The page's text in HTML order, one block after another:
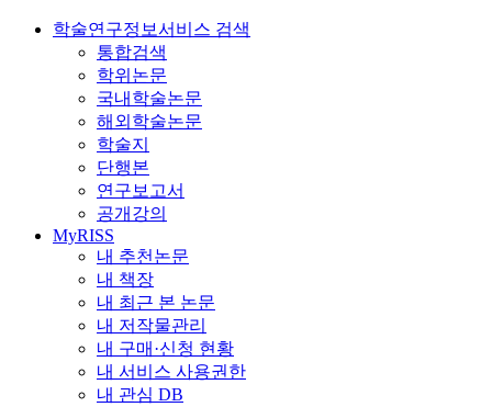
학술연구정보서비스 검색
통합검색
학위논문
국내학술논문
해외학술논문
학술지
단행본
연구보고서
공개강의
MyRISS
내 추천논문
내 책장
내 최근 본 논문
내 저작물관리
내 구매·신청 현황
내 서비스 사용권한
내 관심 DB